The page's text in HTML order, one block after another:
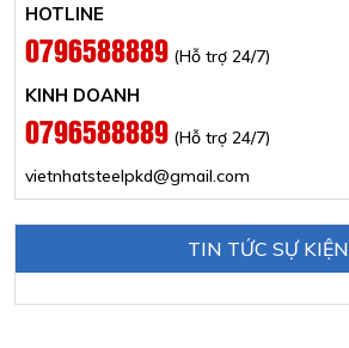
HOTLINE
0796588889 (Hỗ trợ 24/7)
KINH DOANH
0796588889 (Hỗ trợ 24/7)
vietnhatsteelpkd@gmail.com
TIN TỨC SỰ KIỆN